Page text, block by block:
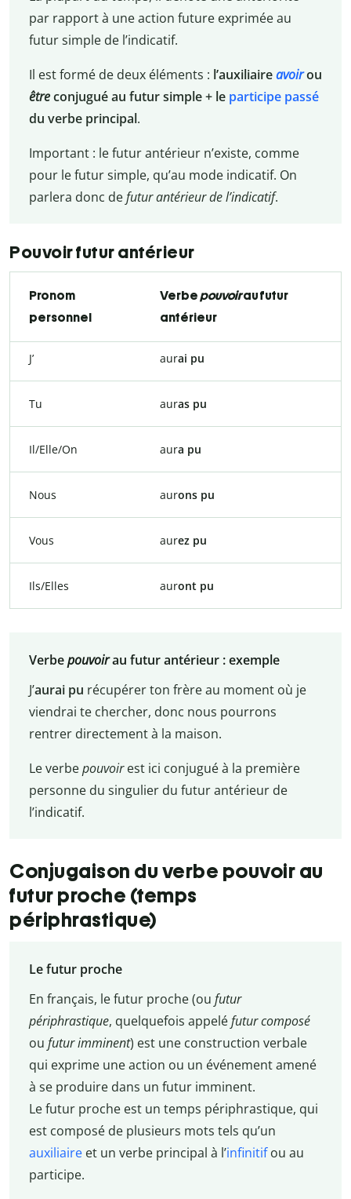
par rapport à une action future exprimée au
futur simple de l’indicatif.
Il est formé de deux éléments : l’auxiliaireavoirou
êtreconjugué au futur simple + le participe passé
du verbe principal.
Important : le futur antérieur n’existe, comme
pour le futur simple, qu’au mode indicatif. On
parlera donc defutur antérieur de l’indicatif.
Pouvoir futur antérieur
Pronom
personnel
Verbepouvoirau futur
antérieur
J’ aurai pu
Tu auras pu
Il/Elle/On aura pu
Nous aurons pu
Vous aurez pu
Ils/Elles auront pu
Verbepouvoirau futur antérieur : exemple
J’aurai pu récupérer ton frère au moment où je
viendrai te chercher, donc nous pourrons
rentrer directement à la maison.
Le verbepouvoirest ici conjugué à la première
personne du singulier du futur antérieur de
l’indicatif.
Conjugaison du verbe pouvoir au
futur proche (temps
périphrastique)
Le futur proche
En français, le futur proche (ou futur
périphrastique, quelquefois appeléfutur composé
ou futur imminent) est une construction verbale
qui exprime une action ou un événement amené
à se produire dans un futur imminent.
Le futur proche est un temps périphrastique, qui
est composé de plusieurs mots tels qu’un
auxiliaireet un verbe principal à l’infinitifou au
participe.